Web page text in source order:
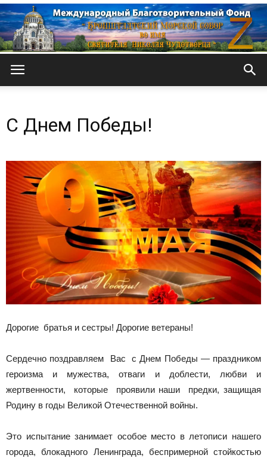
Морской
собор
С Днем Победы!
Дорогие братья и сестры! Дорогие ветераны!
Сердечно поздравляем Вас с Днем Победы — праздником
героизма и мужества, отваги и доблести, любви и
жертвенности, которые проявили наши предки, защищая
Родину в годы Великой Отечественной войны.
Это испытание занимает особое место в летописи нашего
города, блокадного Ленинграда, беспримерной стойкостью